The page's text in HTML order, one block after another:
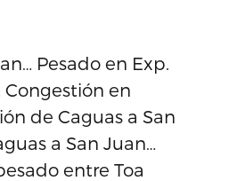
Pesado en Exp.
en
de Caguas a San
a San Juan…
entre Toa